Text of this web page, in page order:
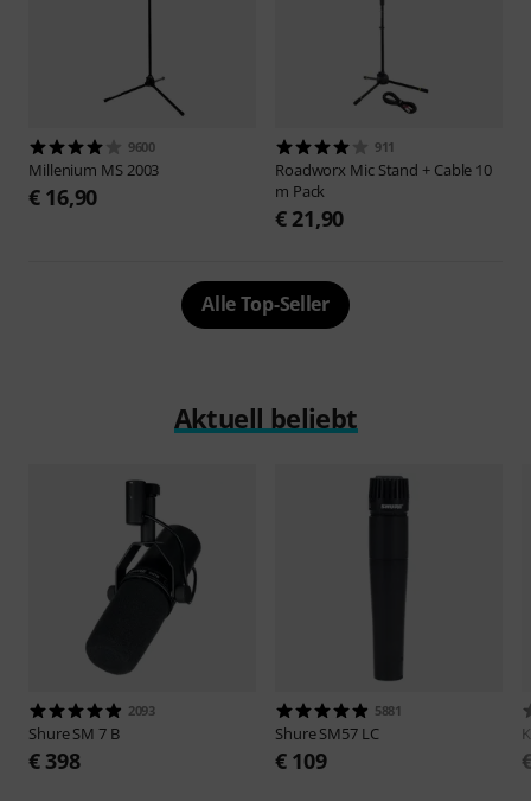
9600
Millenium MS 2003
€ 16,90
911
Roadworx Mic Stand + Cable 10
m Pack
€ 21,90
Alle Top-Seller
Aktuell beliebt
2093
ShureSM 7 B
€ 398
5881
ShureSM57 LC
€ 109